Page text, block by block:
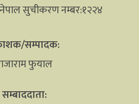
सुचीकरण नम्बर:१२२४
सम्पादक:
फुयाल
सम्बाददाता: